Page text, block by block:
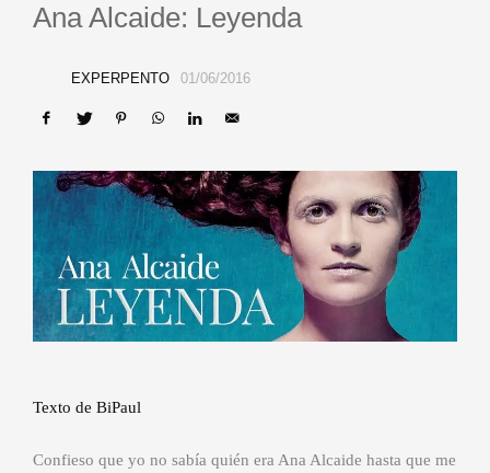
Ana Alcaide: Leyenda
EXPERPENTO 01/06/2016
Texto de BiPaul
Confieso que yo no sabía quién era Ana Alcaide hasta que me